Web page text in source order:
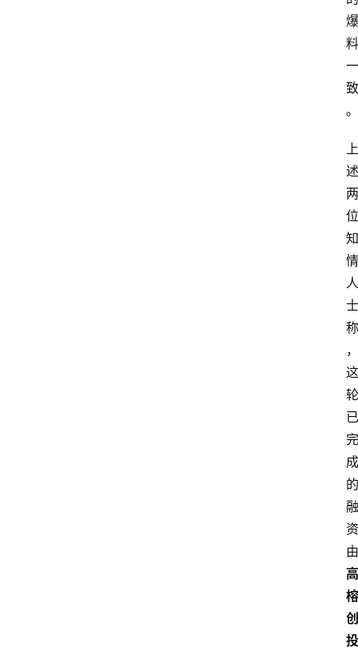
爆
料
一
致
。
上
述
两
位
知
情
人
士
称
，
这
轮
已
完
成
的
融
资
由
高
榕
创
投